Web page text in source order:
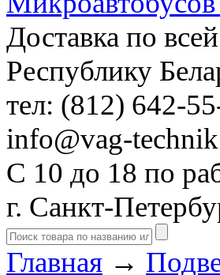
Доставка по
Республику
тел: (812) 642-
info@vag-
С 10 до 18 по
г. Санкт-
Главная →